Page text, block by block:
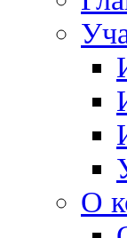
О